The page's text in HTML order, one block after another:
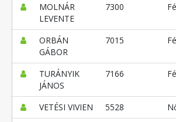
MOLNÁR
LEVENTE
7300
ORBÁN
GÁBOR
7015
TURÁNYIK
JÁNOS
7166
VETÉSI VIVIEN 5528